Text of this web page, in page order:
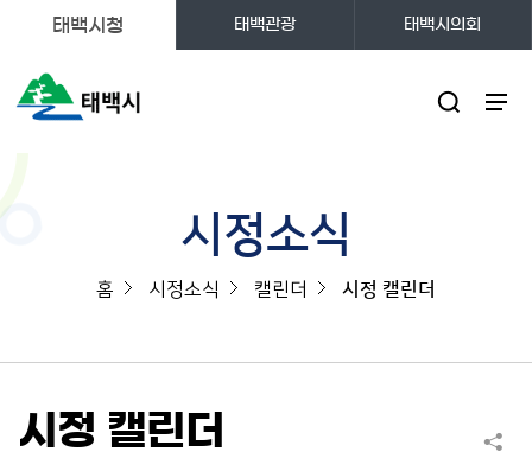
태백시청 태백관광 태백시의회
시정소식
홈 시정소식 캘린더 시정 캘린더
시정 캘린더